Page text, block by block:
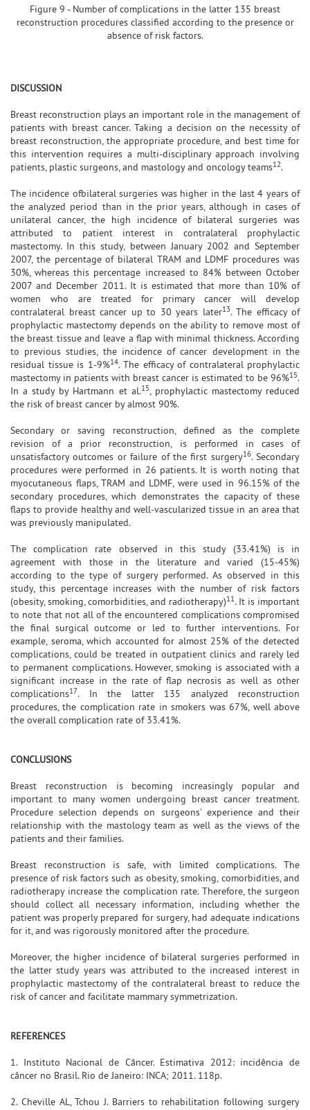
Figure 9 - Number of complications in the latter 135 breast
reconstruction procedures classified according to the presence or
absence of risk factors.
DISCUSSION
Breast reconstruction plays an important role in the management of
patients with breast cancer. Taking a decision on the necessity of
breast reconstruction, the appropriate procedure, and best time for
this intervention requires a multi-disciplinary approach involving
patients, plastic surgeons, and mastology and oncology teams12.
The incidence ofbilateral surgeries was higher in the last 4 years of
the analyzed period than in the prior years, although in cases of
unilateral cancer, the high incidence of bilateral surgeries was
attributed to patient interest in contralateral prophylactic
mastectomy. In this study, between January 2002 and September
2007, the percentage of bilateral TRAM and LDMF procedures was
30%, whereas this percentage increased to 84% between October
2007 and December 2011. It is estimated that more than 10% of
women who are treated for primary cancer will develop
contralateral breast cancer up to 30 years later13. The efficacy of
prophylactic mastectomy depends on the ability to remove most of
the breast tissue and leave a flap with minimal thickness. According
to previous studies, the incidence of cancer development in the
residual tissue is 1-9%14. The efficacy of contralateral prophylactic
mastectomy in patients with breast cancer is estimated to be 96%15.
In a study by Hartmann et al.15, prophylactic mastectomy reduced
the risk of breast cancer by almost 90%.
Secondary or saving reconstruction, defined as the complete
revision of a prior reconstruction, is performed in cases of
unsatisfactory outcomes or failure of the first surgery16. Secondary
procedures were performed in 26 patients. It is worth noting that
myocutaneous flaps, TRAM and LDMF, were used in 96.15% of the
secondary procedures, which demonstrates the capacity of these
flaps to provide healthy and well-vascularized tissue in an area that
was previously manipulated.
The complication rate observed in this study (33.41%) is in
agreement with those in the literature and varied (15-45%)
according to the type of surgery performed. As observed in this
study, this percentage increases with the number of risk factors
(obesity, smoking, comorbidities, and radiotherapy)11. It is important
to note that not all of the encountered complications compromised
the final surgical outcome or led to further interventions. For
example, seroma, which accounted for almost 25% of the detected
complications, could be treated in outpatient clinics and rarely led
to permanent complications. However, smoking is associated with a
significant increase in the rate of flap necrosis as well as other
complications17. In the latter 135 analyzed reconstruction
procedures, the complication rate in smokers was 67%, well above
the overall complication rate of 33.41%.
CONCLUSIONS
Breast reconstruction is becoming increasingly popular and
important to many women undergoing breast cancer treatment.
Procedure selection depends on surgeons' experience and their
relationship with the mastology team as well as the views of the
patients and their families.
Breast reconstruction is safe, with limited complications. The
presence of risk factors such as obesity, smoking, comorbidities, and
radiotherapy increase the complication rate. Therefore, the surgeon
should collect all necessary information, including whether the
patient was properly prepared for surgery, had adequate indications
for it, and was rigorously monitored after the procedure.
Moreover, the higher incidence of bilateral surgeries performed in
the latter study years was attributed to the increased interest in
prophylactic mastectomy of the contralateral breast to reduce the
risk of cancer and facilitate mammary symmetrization.
REFERENCES
1. Instituto Nacional de Câncer. Estimativa 2012: incidência de
câncer no Brasil. Rio de Janeiro: INCA; 2011. 118p.
2. Cheville AL, Tchou J. Barriers to rehabilitation following surgery